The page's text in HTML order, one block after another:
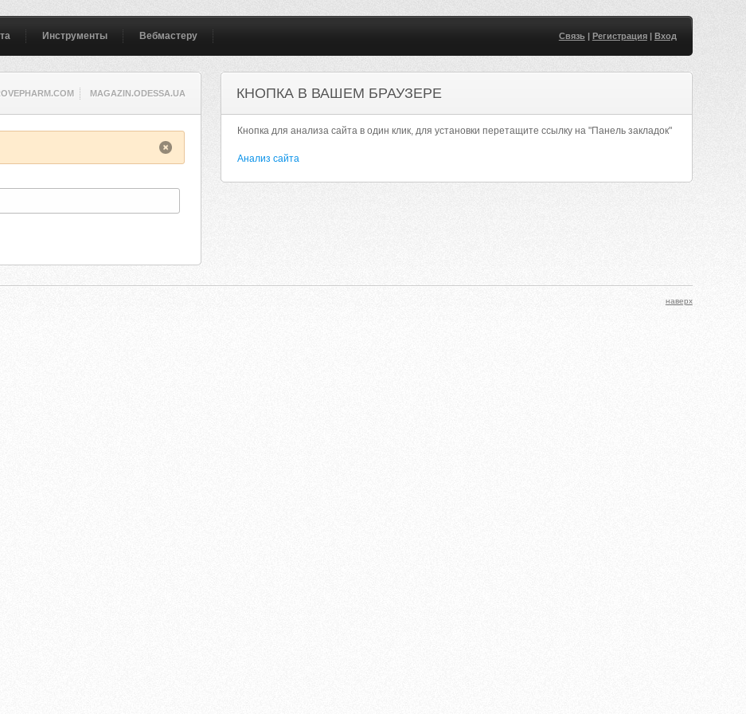
Инструменты Вебмастеру Связь| Регистрация| Вход
MAGAZIN.ODESSA.UA КНОПКА В ВАШЕМ БРАУЗЕРЕ
Кнопка для анализа сайта в один клик, для установки перетащите ссылку на "Панель закладок"
Анализ сайта
наверх